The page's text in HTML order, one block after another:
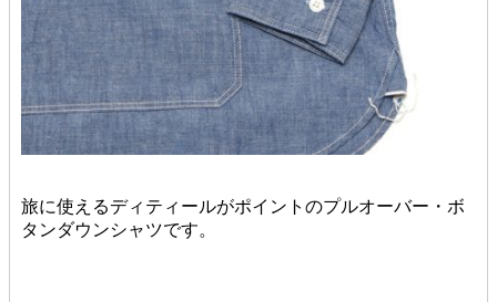
旅に使えるディティールがポイントのプルオーバー・ボ
タンダウンシャツです。